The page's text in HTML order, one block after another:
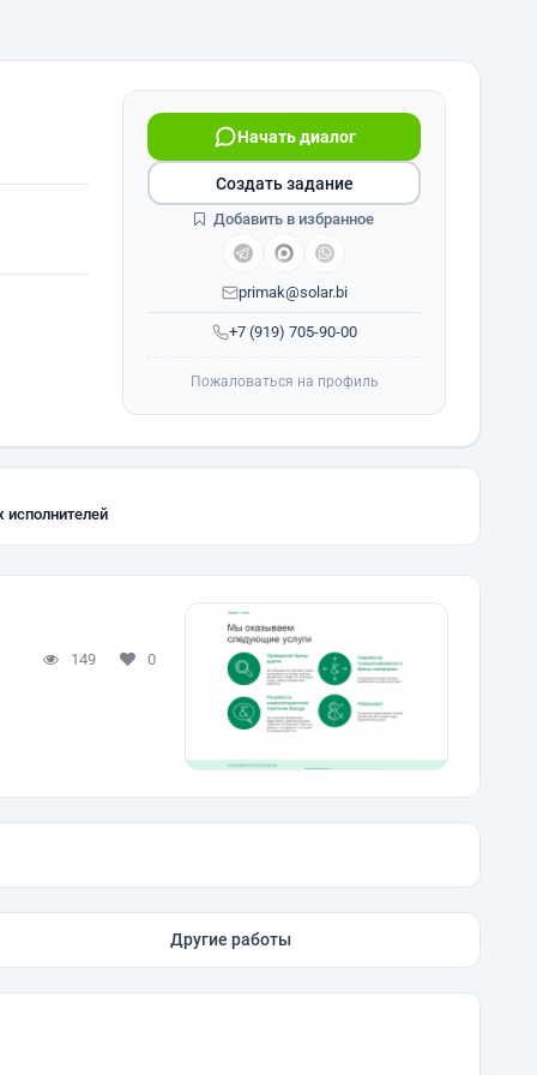
+7 (919) 705-90-00
Начать диалог
primak@solar.bi
Создать задание
Добавить в избранное
Пожаловаться на профиль
149 0
Другие работы